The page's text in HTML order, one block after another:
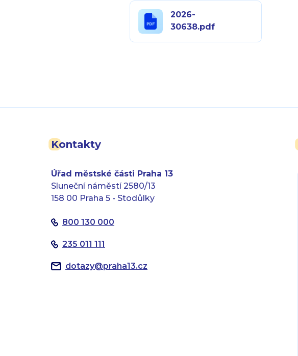
2026-
30638.pdf
Kontakty
Úřad městské části Praha 13
Sluneční náměstí 2580/13
158 00 Praha 5 - Stodůlky
800 130 000
235 011 111
dotazy@praha13.cz